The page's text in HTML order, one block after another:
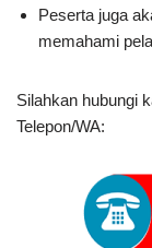
Peserta juga
memahami
Silahkan hubungi
Telepon/WA: